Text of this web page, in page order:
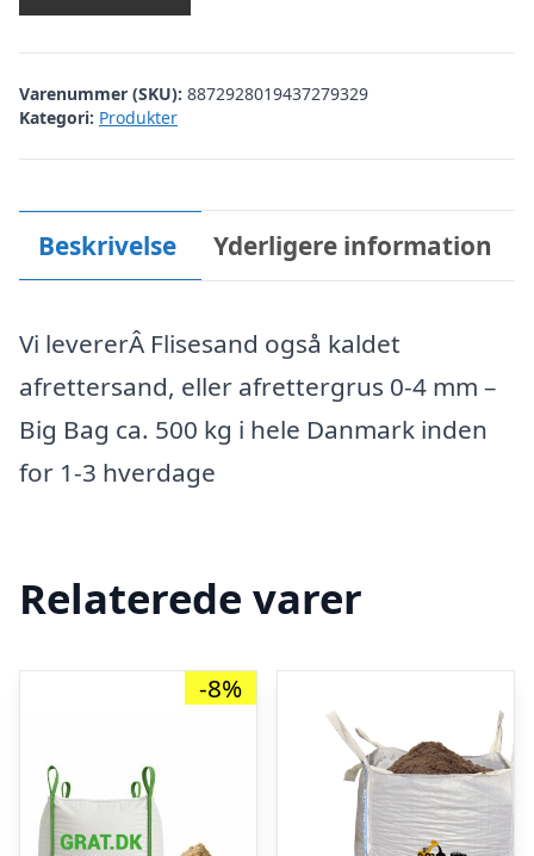
Varenummer (SKU): 8872928019437279329
Kategori: Produkter
Beskrivelse Yderligere information
Vi levererÂ Flisesand også kaldet
afrettersand, eller afrettergrus 0-4 mm –
Big Bag ca. 500 kg i hele Danmark inden
for 1-3 hverdage
Relaterede varer
-8%